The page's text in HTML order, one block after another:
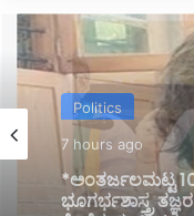
Politics
7 hours ago
*ಹೊರಟ್ಟಿಯವರಿಂದ
ಪರಿಷತ್ ಇಹಾಸದಲ್ಲಿ